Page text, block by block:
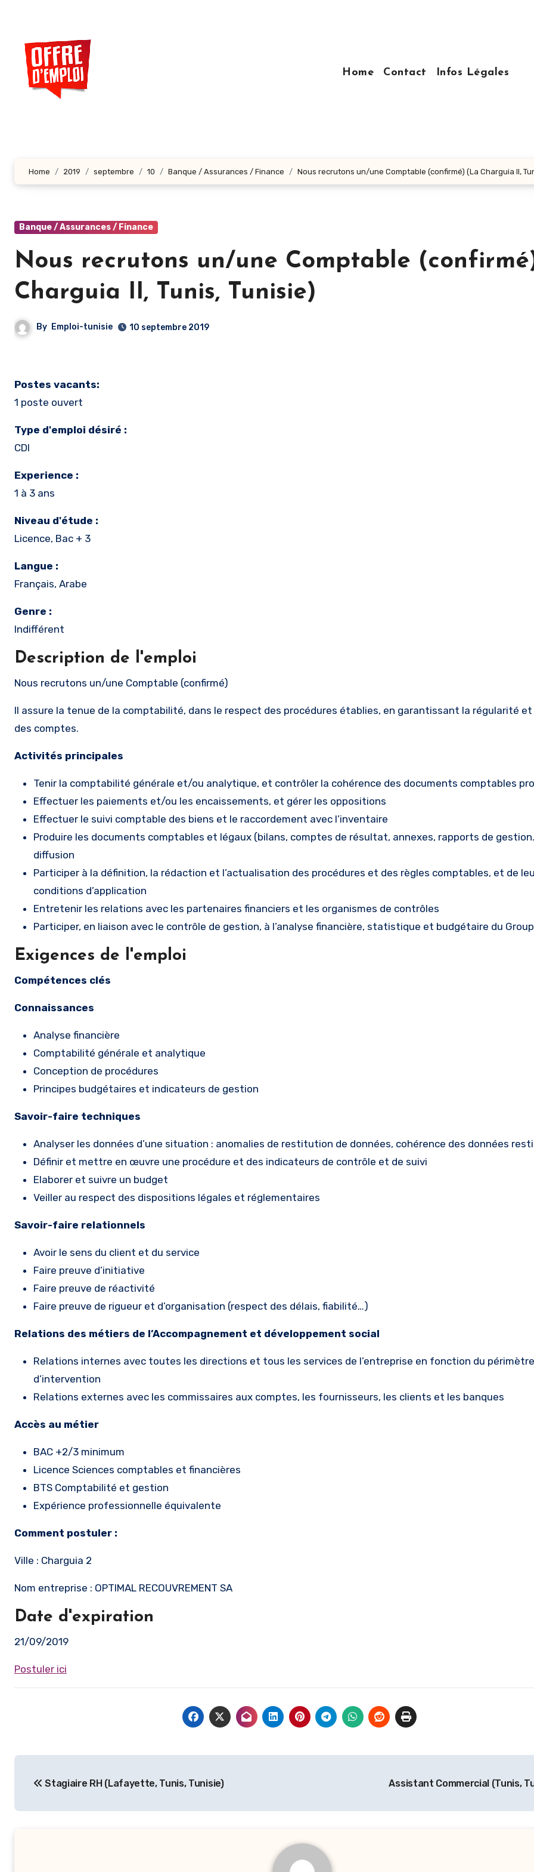
contenu
principal
Home
Contact Infos Légales
Home 2019 septembre 10 Banque / Assurances / Finance Nous recrutons un/une Comptable (confirmé) (La Charguia II,
Banque / Assurances / Finance
Nous recrutons un/une Comptable
Charguia II, Tunis, Tunisie)
By Emploi-tunisie 10 septembre 2019
Postes vacants:
1 poste ouvert
Type d'emploi désiré :
CDI
Experience :
1 à 3 ans
Niveau d'étude :
Licence, Bac + 3
Langue :
Français, Arabe
Genre :
Indifférent
Description de l'emploi
Nous recrutons un/une Comptable (confirmé)
Il assure la tenue de la comptabilité, dans le respect des procédures établies, en garantissant la régularité
des comptes.
Activités principales
Tenir la comptabilité générale et/ou analytique, et contrôler la cohérence des documents comptables
Effectuer les paiements et/ou les encaissements, et gérer les oppositions
Effectuer le suivi comptable des biens et le raccordement avec l’inventaire
Produire les documents comptables et légaux (bilans, comptes de résultat, annexes, rapports de
diffusion
Participer à la définition, la rédaction et l’actualisation des procédures et des règles comptables, et de
conditions d’application
Entretenir les relations avec les partenaires financiers et les organismes de contrôles
Participer, en liaison avec le contrôle de gestion, à l’analyse financière, statistique et budgétaire du
Exigences de l'emploi
Compétences clés
Connaissances
Analyse financière
Comptabilité générale et analytique
Conception de procédures
Principes budgétaires et indicateurs de gestion
Savoir-faire techniques
Analyser les données d’une situation : anomalies de restitution de données, cohérence des données
Définir et mettre en œuvre une procédure et des indicateurs de contrôle et de suivi
Elaborer et suivre un budget
Veiller au respect des dispositions légales et réglementaires
Savoir-faire relationnels
Avoir le sens du client et du service
Faire preuve d’initiative
Faire preuve de réactivité
Faire preuve de rigueur et d’organisation (respect des délais, fiabilité…)
Relations des métiers de l’Accompagnement et développement social
Relations internes avec toutes les directions et tous les services de l’entreprise en fonction du périmètre
d’intervention
Relations externes avec les commissaires aux comptes, les fournisseurs, les clients et les banques
Accès au métier
BAC +2/3 minimum
Licence Sciences comptables et financières
BTS Comptabilité et gestion
Expérience professionnelle équivalente
Comment postuler :
Ville : Charguia 2
Nom entreprise : OPTIMAL RECOUVREMENT SA
Date d'expiration
21/09/2019
Postuler ici
de
l’article
Stagiaire RH (Lafayette, Tunis, Tunisie) Assistant Commercial (Tunis,